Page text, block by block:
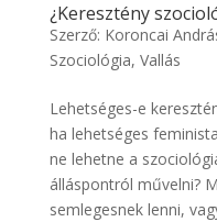
¿Keresztény
Szerző: Koroncai
Szociológia, Vallás
Lehetséges-e
ha lehetséges
ne lehetne a
álláspontról művelni?
semlegesnek lenni,